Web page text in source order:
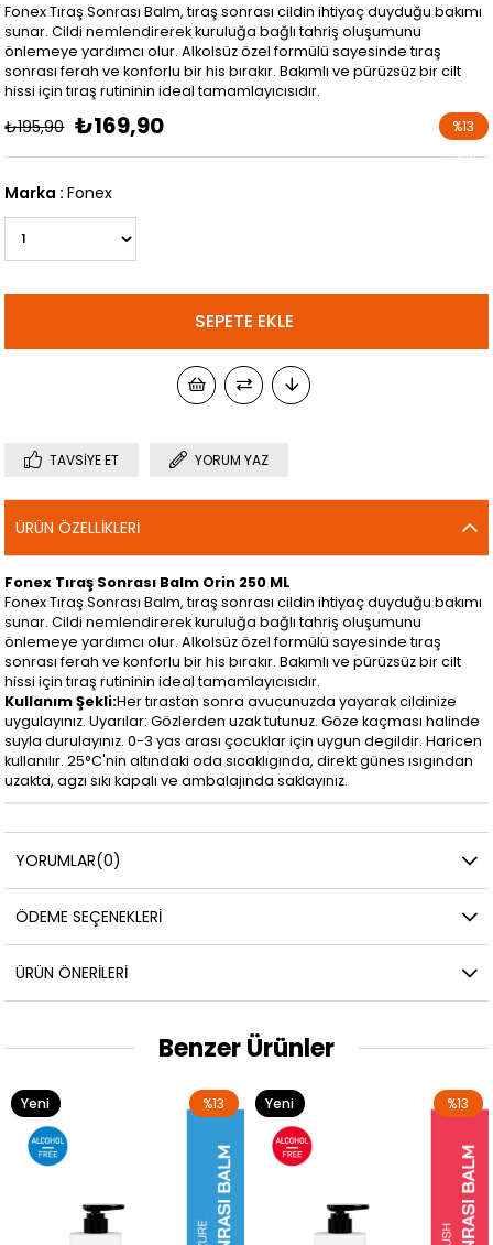
Fonex Tıraş Sonrası Balm, tıraş sonrası cildin ihtiyaç duyduğu bakımı
sunar. Cildi nemlendirerek kuruluğa bağlı tahriş oluşumunu
önlemeye yardımcı olur. Alkolsüz özel formülü sayesinde tıraş
sonrası ferah ve konforlu bir his bırakır. Bakımlı ve pürüzsüz bir cilt
hissi için tıraş rutininin ideal tamamlayıcısıdır.
₺195,90 ₺169,90 %13
İndirim
Marka : Fonex
TAVSIYE ET YORUM YAZ
ÜRÜN ÖZELLIKLERI
Fonex Tıraş Sonrası Balm Orin 250 ML
Fonex Tıraş Sonrası Balm, tıraş sonrası cildin ihtiyaç duyduğu bakımı
sunar. Cildi nemlendirerek kuruluğa bağlı tahriş oluşumunu
önlemeye yardımcı olur. Alkolsüz özel formülü sayesinde tıraş
sonrası ferah ve konforlu bir his bırakır. Bakımlı ve pürüzsüz bir cilt
hissi için tıraş rutininin ideal tamamlayıcısıdır.
Kullanım Şekli:Her tırastan sonra avucunuzda yayarak cildinize
uygulayınız. Uyarılar: Gözlerden uzak tutunuz. Göze kaçması halinde
suyla durulayınız. 0-3 yas arası çocuklar için uygun degildir. Haricen
kullanılır. 25°C'nin altındaki oda sıcaklıgında, direkt günes ısıgından
uzakta, agzı sıkı kapalı ve ambalajında saklayınız.
YORUMLAR(0)
ÖDEME SEÇENEKLERI
ÜRÜN ÖNERILERI
Benzer Ürünler
%13
Yeni
Ürün
%13
Yeni
Ürün